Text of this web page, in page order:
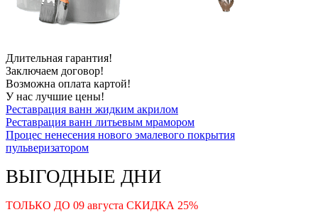
Длительная гарантия!
Заключаем договор!
Возможна оплата картой!
У нас лучшие цены!
Реставрация ванн жидким акрилом
Реставрация ванн литьевым мрамором
Процес ненесения нового эмалевого покрытия
пульверизатором
ВЫГОДНЫЕ ДНИ
ТОЛЬКО ДО 09 августа СКИДКА 25%